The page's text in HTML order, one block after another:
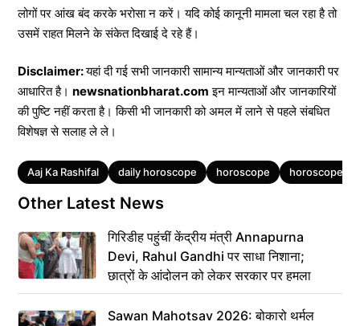
लोगों पर आंख बंद करके भरोसा न करें। यदि कोई कानूनी मामला चल रहा है तो
उसमें राहत मिलने के संकेत दिखाई दे रहे हैं।
Disclaimer:यहां दी गई सभी जानकारी सामान्य मान्यताओं और जानकारी पर
आधारित है। newsnationbharat.com इन मान्यताओं और जानकारियों
की पुष्टि नहीं करता है। किसी भी जानकारी को अमल में लाने से पहले संबधित
विशेषज्ञ से सलाह ले ले।
Tags
Aaj Ka Rashifal daily horoscope horoscope horoscope
Other Latest News
गिरिडीह पहुंचीं केंद्रीय मंत्री Annapurna
Devi, Rahul Gandhi पर साधा निशाना;
छात्रों के आंदोलन को लेकर सरकार पर हमला
Sawan Mahotsav 2026: बोकारो थर्मल